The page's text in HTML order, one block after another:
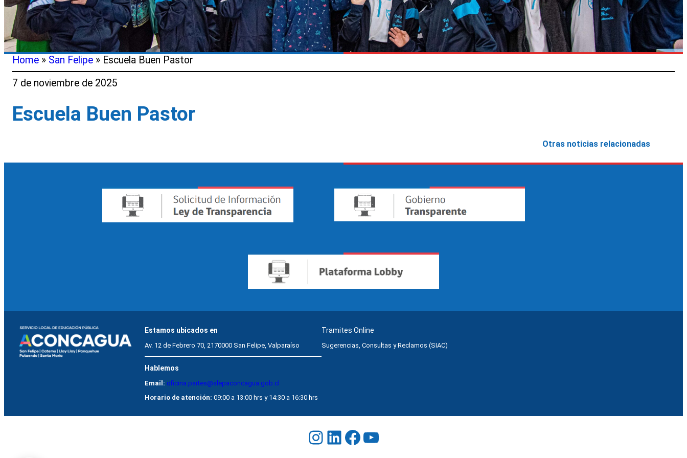
Home » San Felipe » Escuela Buen Pastor
7 de noviembre de 2025
Escuela Buen Pastor
Otras noticias relacionadas
Estamos ubicados en
Av. 12 de Febrero 70, 2170000 San Felipe, Valparaíso
Hablemos
Email: oficina.partes@slepaconcagua.gob.cl
Horario de atención:09:00 a 13:00 hrs y 14:30 a 16:30 hrs
Tramites Online
Sugerencias, Consultas y Reclamos (SIAC)
Instagram
LinkedIn
Facebook
YouTube